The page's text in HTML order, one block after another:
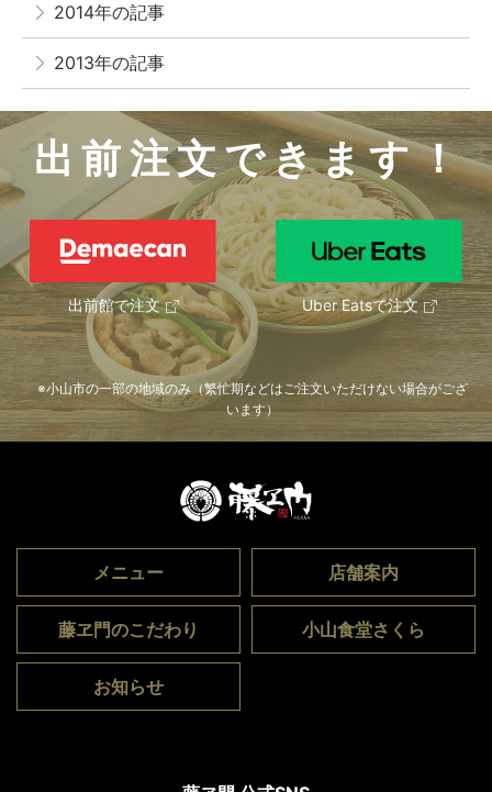
2014年の記事
2013年の記事
出前注文できます！
出前館で注文 Uber Eatsで注文
小山市の一部の地域のみ（繁忙期などはご注文いただけない場合がござ
います）
メニュー 店舗案内
藤ヱ門のこだわり 小山食堂さくら
お知らせ